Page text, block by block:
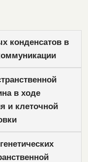
конденсатов в
в ходе
и клеточной